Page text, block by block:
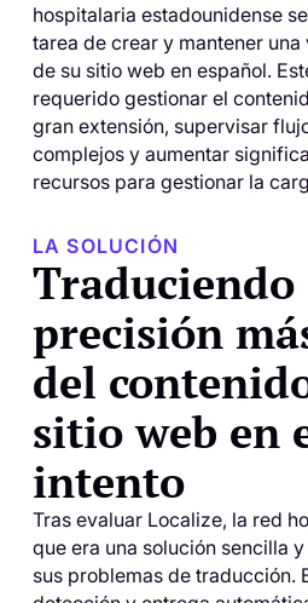
hospitalaria estadounidense
tarea de crear y mantener
de su sitio web en español.
requerido gestionar el
gran extensión, supervisar
complejos y aumentar
recursos para gestionar la
LA SOLUCIÓN
Traduciendo
precisión
del
sitio web en
intento
Tras evaluar Localize, la red
que era una solución sencilla
sus problemas de traducción.